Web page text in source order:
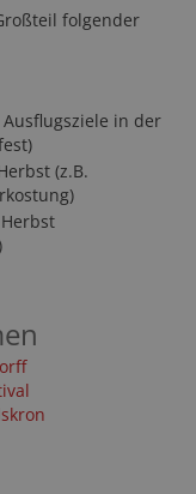
folgender
in der
(z.B.